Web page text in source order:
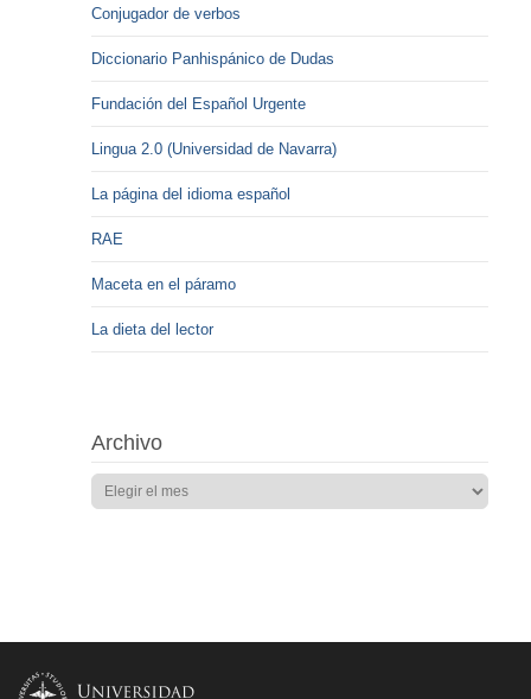
Conjugador de verbos
Diccionario Panhispánico de Dudas
Fundación del Español Urgente
Lingua 2.0 (Universidad de Navarra)
La página del idioma español
RAE
Maceta en el páramo
La dieta del lector
Archivo